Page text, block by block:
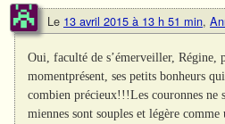
Le 13 avril 2015 à 13 h 51 min,
Oui, faculté de s’émerveiller, Régine,
momentprésent, ses petits bonheurs
combien précieux!!!Les couronnes ne
miennes sont souples et légère